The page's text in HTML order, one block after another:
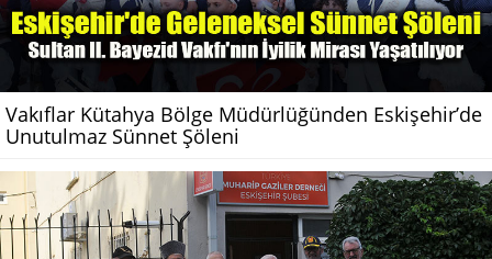
Vakıflar Kütahya Bölge Müdürlüğünden Eskişehir’de
Unutulmaz Sünnet Şöleni